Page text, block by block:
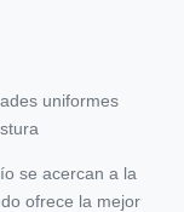
uniformes
se acercan a la
ofrece la mejor